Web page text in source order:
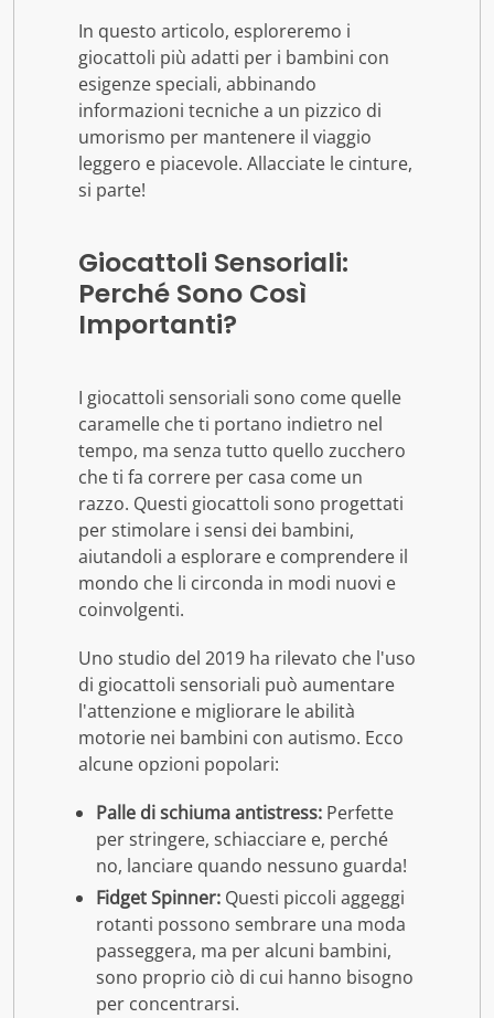
In questo articolo, esploreremo i
giocattoli più adatti per i bambini con
esigenze speciali, abbinando
informazioni tecniche a un pizzico di
umorismo per mantenere il viaggio
leggero e piacevole. Allacciate le cinture,
si parte!
Giocattoli Sensoriali:
Perché Sono Così
Importanti?
I giocattoli sensoriali sono come quelle
caramelle che ti portano indietro nel
tempo, ma senza tutto quello zucchero
che ti fa correre per casa come un
razzo. Questi giocattoli sono progettati
per stimolare i sensi dei bambini,
aiutandoli a esplorare e comprendere il
mondo che li circonda in modi nuovi e
coinvolgenti.
Uno studio del 2019 ha rilevato che l'uso
di giocattoli sensoriali può aumentare
l'attenzione e migliorare le abilità
motorie nei bambini con autismo. Ecco
alcune opzioni popolari:
Palle di schiuma antistress: Perfette
per stringere, schiacciare e, perché
no, lanciare quando nessuno guarda!
Fidget Spinner: Questi piccoli aggeggi
rotanti possono sembrare una moda
passeggera, ma per alcuni bambini,
sono proprio ciò di cui hanno bisogno
per concentrarsi.